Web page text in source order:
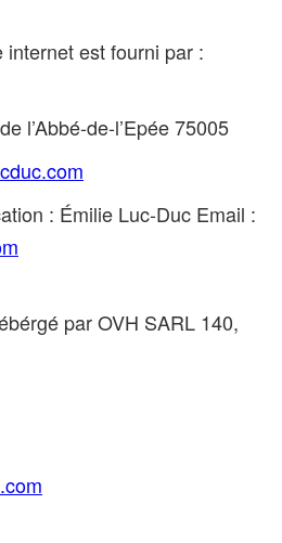
est fourni par :
l’Abbé-de-l’Epée 75005
: Émilie Luc-Duc Email :
par OVH SARL 140,